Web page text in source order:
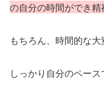
の自分の時間ができ精
もちろん、時間的な大
しっかり自分のペー